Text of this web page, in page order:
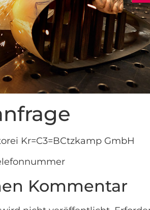
Kr=C3=BCtzkamp GmbH
Kommentar